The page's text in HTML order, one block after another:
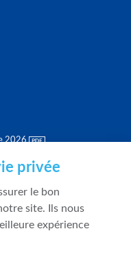
2026
privée
le bon
site. Ils nous
expérience